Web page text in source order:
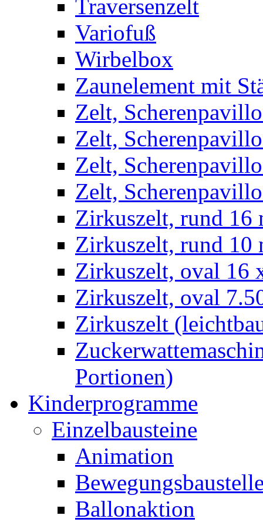
Traversenzelt
Variofuß
Wirbelbox
Zaunelement mit
Zelt,
Zelt,
Zelt,
Zelt,
Zirkuszelt, rund 16
Zirkuszelt, rund 10
Zirkuszelt, oval 16
Zirkuszelt, oval
Zirkuszelt
Portionen)
Kinderprogramme
Einzelbausteine
Animation
Ballonaktion